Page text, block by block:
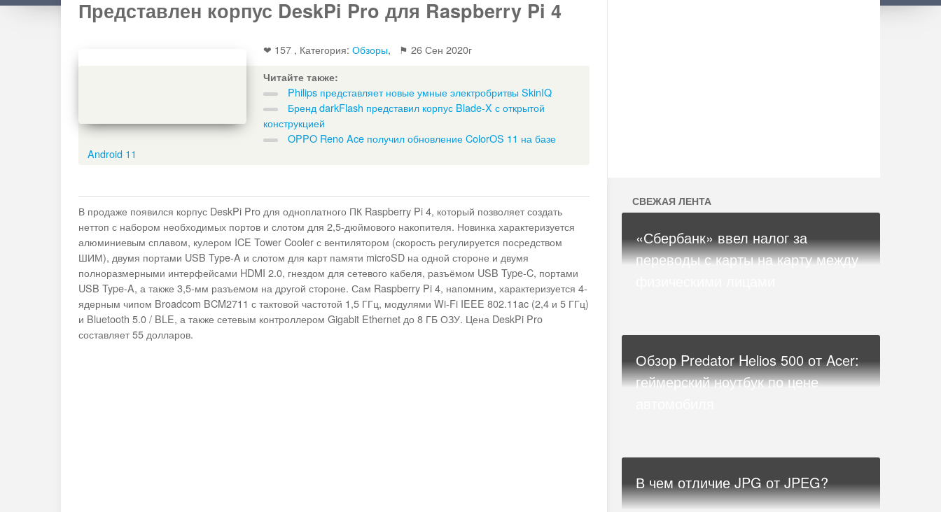
Представлен корпус DeskPi Pro для Raspberry Pi 4
❤ 157 , Категория: Обзоры, ⚑ 26 Сен 2020г
Читайте также:
Philips представляет новые умные электробритвы SkinIQ
Бренд darkFlash представил корпус Blade-X с открытой
конструкцией
OPPO Reno Ace получил обновление ColorOS 11 на базе
Android 11
В продаже появился корпус DeskPi Pro для одноплатного ПК Raspberry Pi 4, который позволяет создать
неттоп с набором необходимых портов и слотом для 2,5-дюймового накопителя. Новинка характеризуется
алюминиевым сплавом, кулером ICE Tower Cooler с вентилятором (скорость регулируется посредством
ШИМ), двумя портами USB Type-A и слотом для карт памяти microSD на одной стороне и двумя
полноразмерными интерфейсами HDMI 2.0, гнездом для сетевого кабеля, разъёмом USB Type-C, портами
USB Type-A, а также 3,5-мм разъемом на другой стороне. Сам Raspberry Pi 4, напомним, характеризуется 4-
ядерным чипом Broadcom BCM2711 с тактовой частотой 1,5 ГГц, модулями Wi-Fi IEEE 802.11ac (2,4 и 5 ГГц)
и Bluetooth 5.0 / BLE, а также сетевым контроллером Gigabit Ethernet до 8 ГБ ОЗУ. Цена DeskPi Pro
составляет 55 долларов.
СВЕЖАЯ ЛЕНТА
«Сбербанк» ввел налог за
переводы с карты на карту между
Обзор Predator Helios 500 от Acer:
геймерский ноутбук по цене
В чем отличие JPG от JPEG?